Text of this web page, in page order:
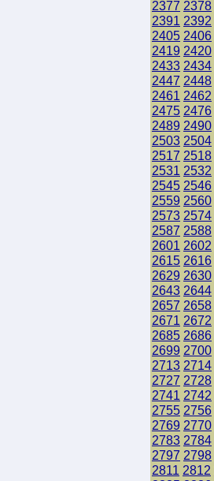
2377 2378
2391 2392
2405 2406
2419 2420
2433 2434
2447 2448
2461 2462
2475 2476
2489 2490
2503 2504
2517 2518
2531 2532
2545 2546
2559 2560
2573 2574
2587 2588
2601 2602
2615 2616
2629 2630
2643 2644
2657 2658
2671 2672
2685 2686
2699 2700
2713 2714
2727 2728
2741 2742
2755 2756
2769 2770
2783 2784
2797 2798
2811 2812